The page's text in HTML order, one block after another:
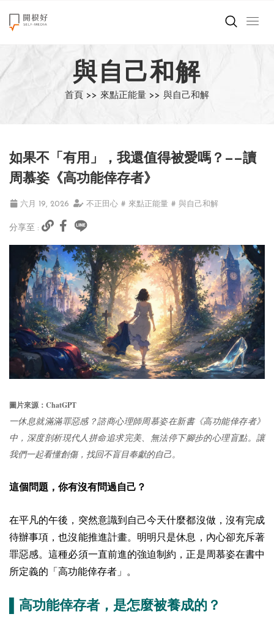
來點正能量
世界在想什麼
創造美好生活
職場商業經濟
影片專區
關於我們
與自己和解
首頁 >> 來點正能量 >> 與自己和解
如果不「有用」，我還值得被愛嗎？——讀
周慕姿《高功能倖存者》
六月 19, 2026 不正田心 # 來點正能量 # 與自己和解
分享至 :
圖片來源： ChatGPT
一休息就滿滿罪惡感？諮商心理師周慕姿在新書《高功能倖存者》
中，深度剖析現代人拼命追求完美、無法停下腳步的心理盲點。讓
我們一起看懂創傷，找回不盲目奉獻的自己。
這個問題，你有沒有問過自己？
在平凡的午後，突然意識到自己今天什麼都沒做，沒有完成
待辦事項，也沒能推進計畫。明明只是休息，內心卻充斥著
罪惡感。這種必須一直前進的強迫制約，正是周慕姿在書中
所定義的「高功能倖存者」。
▌高功能倖存者，是怎麼被養成的？